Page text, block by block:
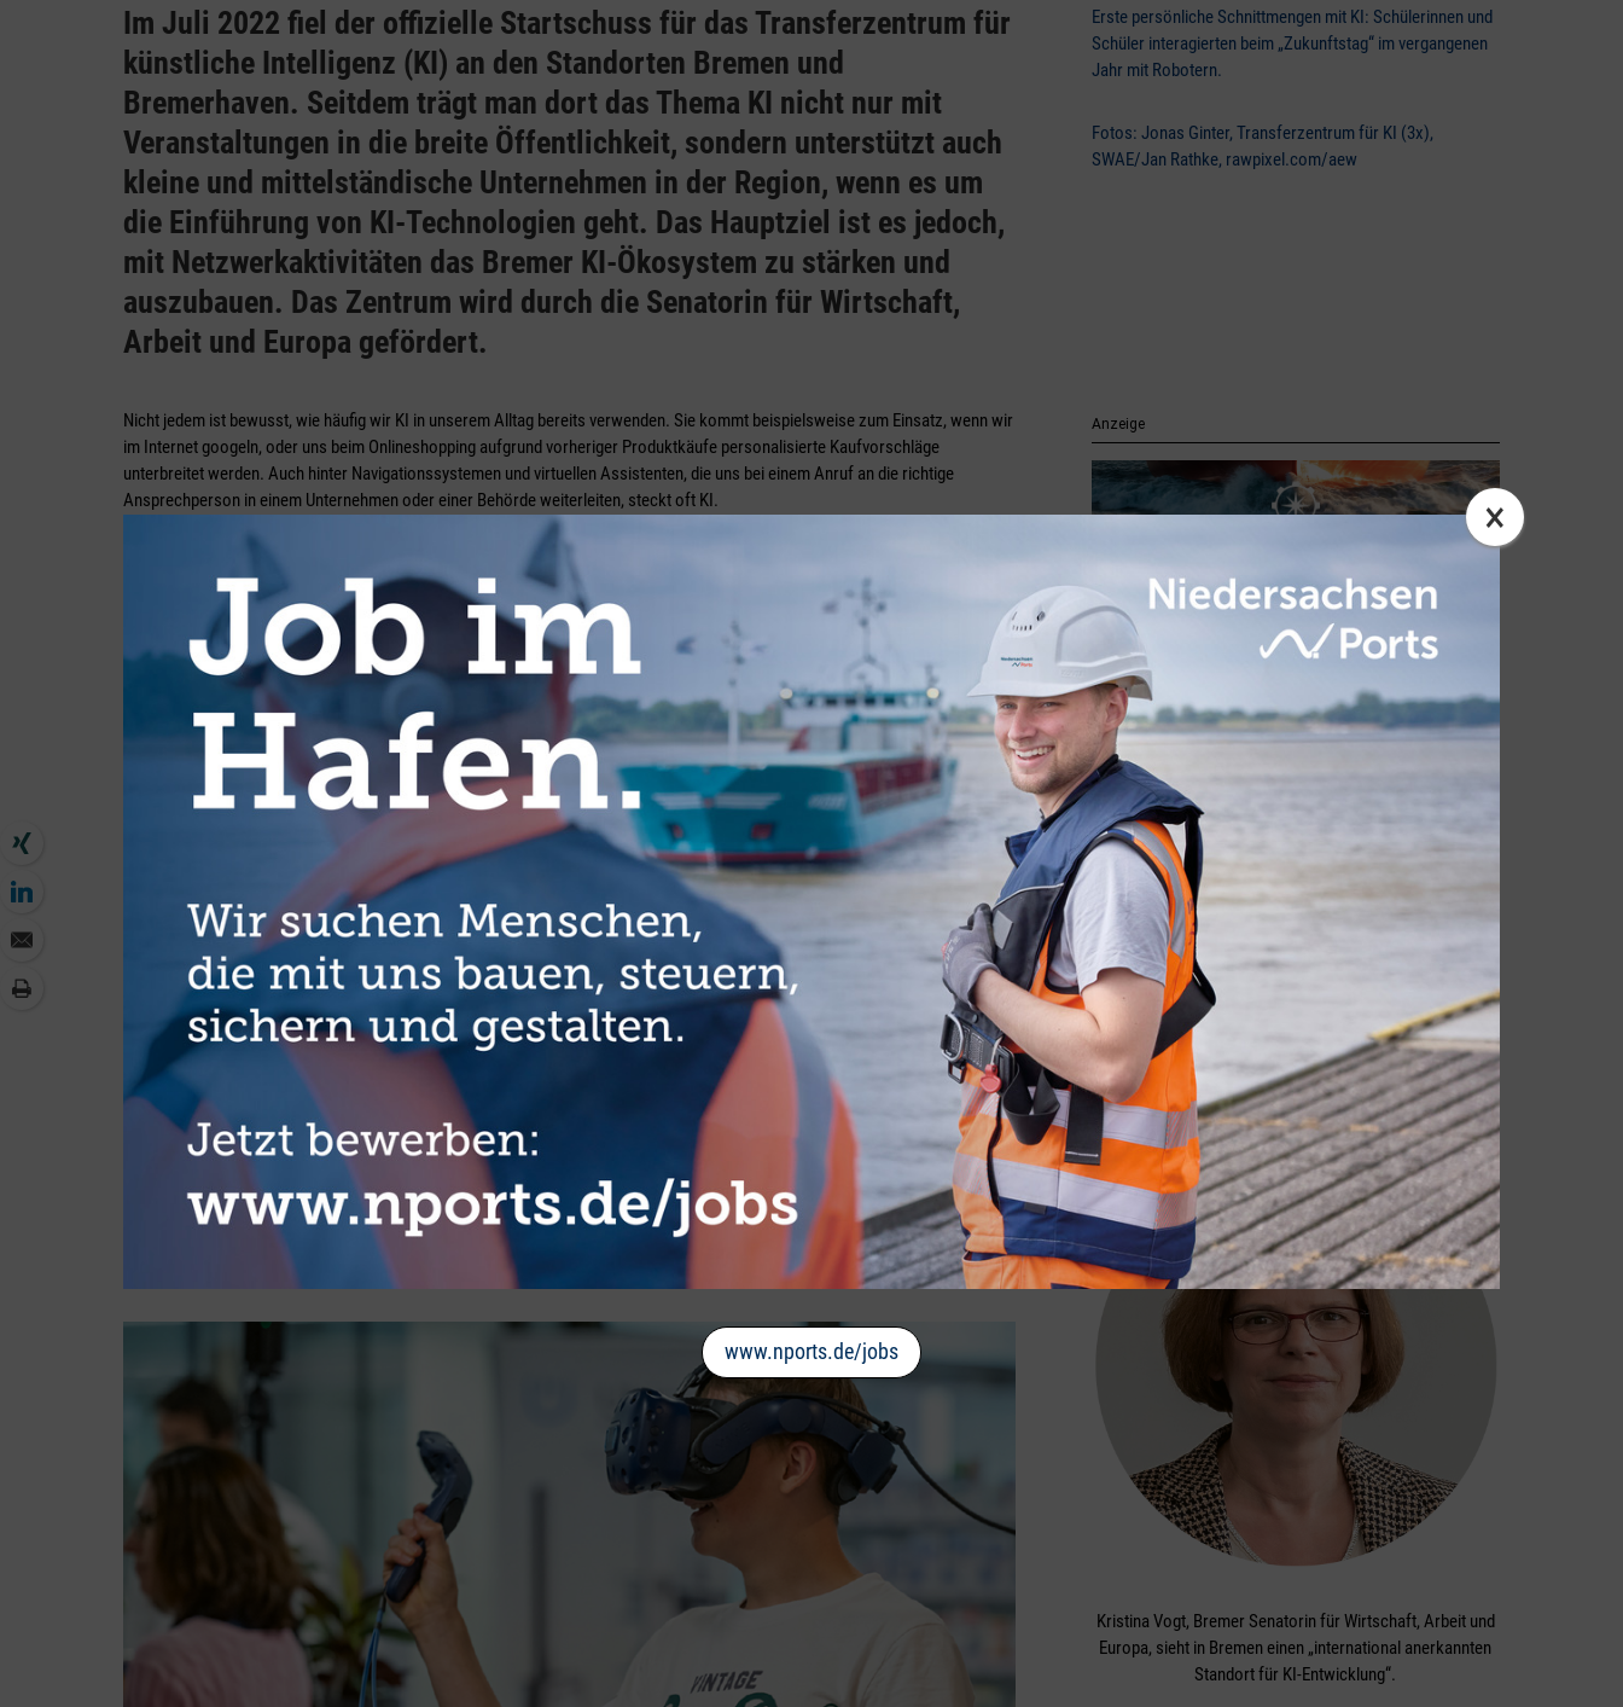
×
www.nports.de/jobs
Im Juli 2022 fiel der offizielle Startschuss für das Transferzentrum für
künstliche Intelligenz (KI) an den Standorten Bremen und
Bremerhaven. Seitdem trägt man dort das Thema KI nicht nur mit
Veranstaltungen in die breite Öffentlichkeit, sondern unterstützt auch
kleine und mittelständische Unternehmen in der Region, wenn es um
die Einführung von KI-Technologien geht. Das Hauptziel ist es jedoch,
mit Netzwerkaktivitäten das Bremer KI-Ökosystem zu stärken und
auszubauen. Das Zentrum wird durch die Senatorin für Wirtschaft,
Arbeit und Europa gefördert.
Erste persönliche Schnittmengen mit KI: Schülerinnen und
Schüler interagierten beim „Zukunftstag“ im vergangenen
Jahr mit Robotern.
Fotos: Jonas Ginter, Transferzentrum für KI (3x),
SWAE/Jan Rathke, rawpixel.com/aew
Nicht jedem ist bewusst, wie häufig wir KI in unserem Alltag bereits verwenden. Sie kommt beispielsweise zum Einsatz, wenn wir
im Internet googeln, oder uns beim Onlineshopping aufgrund vorheriger Produktkäufe personalisierte Kaufvorschläge
unterbreitet werden. Auch hinter Navigationssystemen und virtuellen Assistenten, die uns bei einem Anruf an die richtige
Ansprechperson in einem Unternehmen oder einer Behörde weiterleiten, steckt oft KI.
„KI begleitet und gestaltet unsere Zukunft mit einer Vielzahl von Optionen“, weiß Inis Ehrlich, die als Projektkoordinatorin für die
Leitung des Transferzentrums für künstliche Intelligenz Bremen/Bremerhaven verantwortlich ist – im Auftrag der Bremer
Senatorin für Wirtschaft, Arbeit und Europa, Kristina Vogt. Dabei reichen die möglichen Einsatzgebiete der KI von
Suchmaschinen und Empfehlungsdiensten über Chatbots und Sprachsteuerung bis hin zur Robotik und Cybersicherheit. „Die
Bereiche, mit denen wir uns in der Logistik und der maritimen Wirtschaft am intensivsten beschäftigen, sind jedoch
Routenplanung und Transportoptimierung, Lagerhaltung und Bestandsmanagement sowie Predictive Maintenance, also die
vorausschauende Wartung“, umreißt es Ehrlich. Darüber hinaus sei auch das Thema Exoskelette in der Logistik in aller Munde.
Das sind am Körper tragbare roboterhafte Gerüste, die Mitarbeiter unter anderem beim Heben schwerer Lasten unterstützen
Beim „Zukunftstag“ am 7. Juli 2022, der Kick-off-Veranstaltung des Transferzentrums, standen allerdings ganz andere Formen
der KI im Mittelpunkt. Dort machten vor allem Roboter, autonome Fahrzeuge im großen und kleinen Maßstab sowie intelligente
Augmented-Reality- und Virtual-Reality-Brillen (kurz AR und VR) publikumswirksam Appetit auf mehr KI. „Das war ein gelungener
Startschuss. Für viele der mehr als 300 Besucher:innen, darunter Unternehmen, zahlreiche Schüler:innen und Studierende, war
das Event der erste echte Kontakt mit KI. Wir hoffen, damit ihr Interesse für weitere Schnittmengen geweckt zu haben“, so
Isabella, KITE, K4R und mehr
Groß ist das Interesse an der KI in der maritimen Wirtschaft und in der Logistik schon längst. Und es wächst kontinuierlich.
Dementsprechend leicht fällt es, auch über erfolgreiche KI-Projekte in diesem Marktsegment aus Bremen und Bremerhaven zu
berichten, zum Beispiel über „Isabella“ und „Isabella 2.0“. Im Zuge dieser Projekte wurde ein intelligentes Planungs- und
Steuerungssystem für die Logistikabwicklung und die Bewegungen von Automobilen zwischen Schiff, Zug und Lkw entwickelt
und prototypisch auf dem BLG AutoTerminal Bremerhaven geprüft. Beteiligt daran waren die Partner BIBA – Bremer Institut für
Produktion und Logistik an der Universität Bremen, BLG LOGISTICS und der Bremer Softwarespezialist 28Apps Software.
Ebenfalls mit Beteiligung der BLG wurde „KITE“ entwickelt. Dabei handelt es sich um ein KI-basiertes Verfahren zur Lkw-
Tourenplanung, mit dem die bisher involvierten Unternehmen ihre Leerfahrten um bis zu 15 Prozent reduzieren konnten und das
so zur Senkung von Treibhausgasemissionen im Verkehr beiträgt. Gefördert wird „KITE“ durch das Bundesministerium für
Umwelt und digitale Infrastruktur mit rund einer Million Euro.
Anzeige
Kristina Vogt, Bremer Senatorin für Wirtschaft, Arbeit und
Europa, sieht in Bremen einen „international anerkannten
Standort für KI-Entwicklung“.